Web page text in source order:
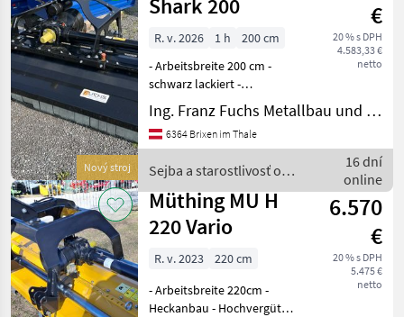
Nový stroj
Shark 200
€
20 % s DPH
4.583,33 €
netto
R. v. 2026 1 h
200 cm
- Arbeitsbreite 200 cm -
schwarz lackiert -
Verstellbarer
Dreipunktbock Kat. 1 für
Front- und Heckanbau - Aus
mechanischer Seitenversch
Ing. Franz Fuchs Metallbau und Landtechnik GmbH & CoKG
6364 Brixen im Thale
Sejba a starostlivosť o
plodinu / Müthing
16 dní
online
Müthing MU H
220 Vario
6.570
€
20 % s DPH
5.475 €
netto
R. v. 2023
220 cm
- Arbeitsbreite 220cm -
Heckanbau - Hochvergütete